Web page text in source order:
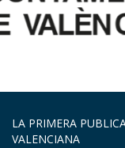
LA PRIMERA
VALENCIANA